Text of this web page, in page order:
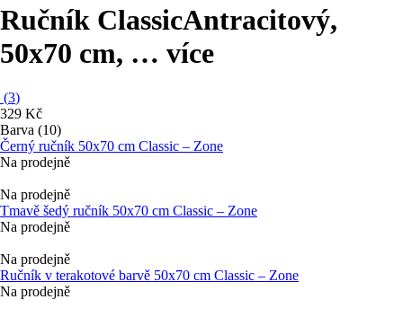
Ručník ClassicAntracitový,
50x70 cm, … více
(3)
329 Kč
Barva (10)
Černý ručník 50x70 cm Classic – Zone
Na prodejně
Na prodejně
Tmavě šedý ručník 50x70 cm Classic – Zone
Na prodejně
Na prodejně
Ručník v terakotové barvě 50x70 cm Classic – Zone
Na prodejně